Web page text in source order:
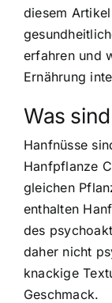
diesem
erfahren und
Ernährung
Was
Hanfnüsse
Hanfpflanze
gleichen
enthalten
des
daher nicht
knackige
Geschmack.